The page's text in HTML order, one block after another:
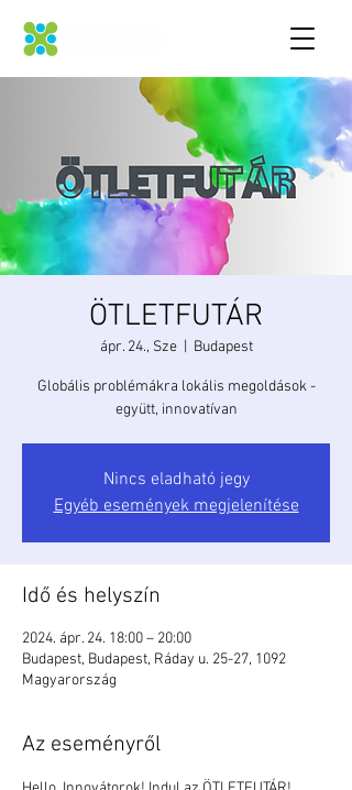
ÖTLETFUTÁR
ápr. 24., Sze
  |
Budapest
Globális problémákra lokális megoldások -
együtt, innovatívan
Nincs eladható jegy
Egyéb események megjelenítése
Idő és helyszín
2024. ápr. 24. 18:00 – 20:00
Budapest, Budapest, Ráday u. 25-27, 1092
Magyarország
Az eseményről